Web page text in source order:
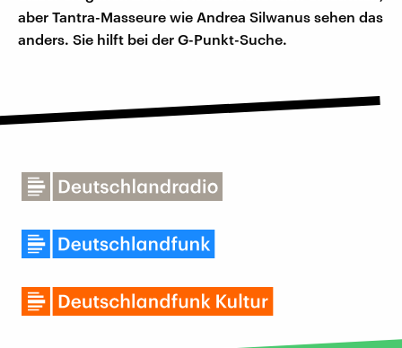
aber Tantra-Masseure wie Andrea Silwanus sehen das
anders. Sie hilft bei der G-Punkt-Suche.